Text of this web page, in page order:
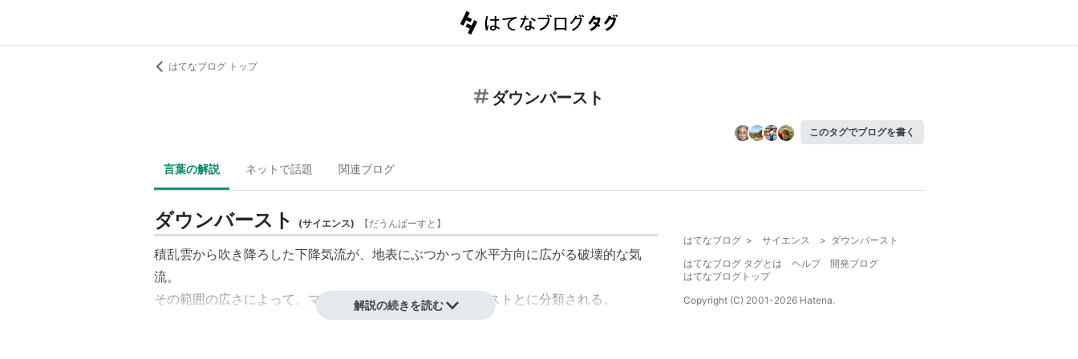
はてなブログ トップ
ダウンバースト
このタグでブログを書く
言葉の解説 ネットで話題 関連ブログ
ダウンバースト (サイエンス) 【だうんばーすと 】
積乱雲から吹き降ろした下降気流が、地表にぶつかって水平方向に広がる破壊的な気
流。
その範囲の広さによって、マイクロバーストとマクロバーストとに分類される。
解説の続きを読む
はてなブログ > サイエンス > ダウンバースト
はてなブログ タグとは
ヘルプ
開発ブログ
はてなブログトップ
Copyright (C) 2001-2026 Hatena.